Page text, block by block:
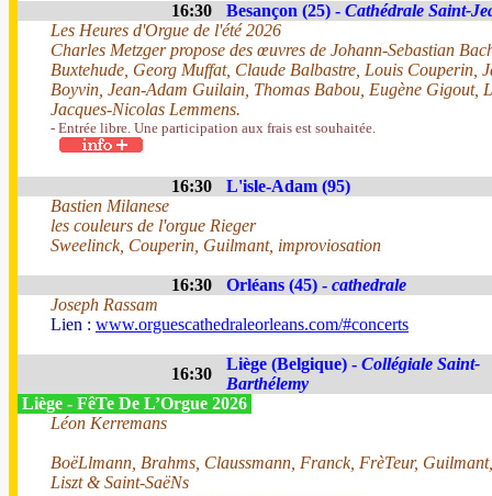
16:30 Besançon (25) - Cathédrale Saint-
Les Heures d'Orgue de l'été 2026
Charles Metzger propose des œuvres de Johann-Sebastian
Buxtehude, Georg Muffat, Claude Balbastre, Louis Couperin,
Boyvin, Jean-Adam Guilain, Thomas Babou, Eugène Gigout,
Jacques-Nicolas Lemmens.
- Entrée libre. Une participation aux frais est souhaitée.
16:30
L'isle-Adam (95)
Bastien Milanese
les couleurs de l'orgue Rieger
Sweelinck, Couperin, Guilmant, improviosation
16:30 Orléans (45) - cathedrale
Joseph Rassam
Lien : www.orguescathedraleorleans.com/#concerts
16:30
Liège (Belgique) - Collégiale Saint-
Barthélemy
Liège - FêTe De L’Orgue 2026
Léon Kerremans
BoëLlmann, Brahms, Claussmann, Franck, FrèTeur,
Liszt & Saint-SaëNs